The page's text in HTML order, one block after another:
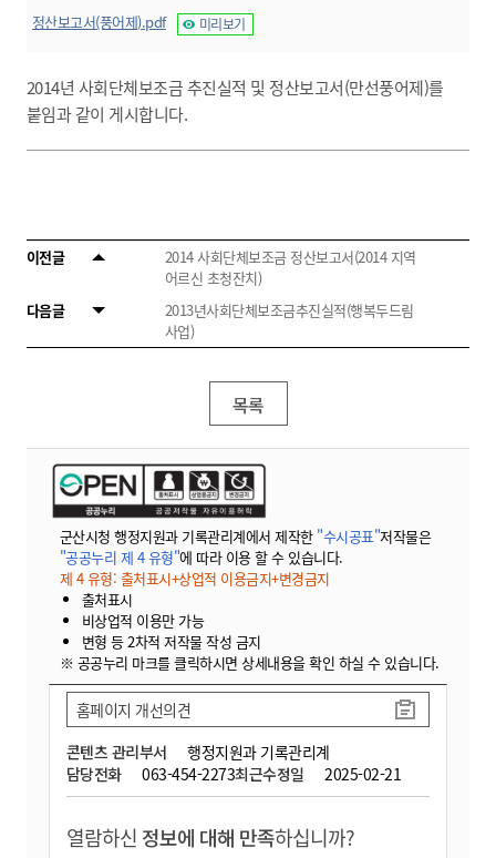
정산보고서(풍어제).pdf 미리보기
2014년 사회단체보조금 추진실적 및 정산보고서(만선풍어제)를
붙임과 같이 게시합니다.
이전글
2014 사회단체보조금 정산보고서(2014 지역
어르신 초청잔치)
다음글
2013년사회단체보조금추진실적(행복두드림
사업)
목록
군산시청 행정지원과 기록관리계에서 제작한 "수시공표"저작물은
"공공누리 제 4 유형"에 따라 이용 할 수 있습니다.
제 4 유형: 출처표시+상업적 이용금지+변경금지
출처표시
비상업적 이용만 가능
변형 등 2차적 저작물 작성 금지
※ 공공누리 마크를 클릭하시면 상세내용을 확인 하실 수 있습니다.
콘텐츠 관리부서
행정지원과 기록관리계
담당전화
063-454-2273최근수정일 2025-02-21
홈페이지 개선의견
열람하신 정보에 대해 만족하십니까?